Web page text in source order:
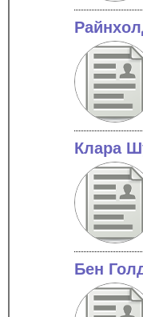
Клара
Бен